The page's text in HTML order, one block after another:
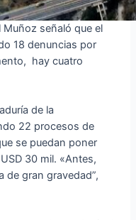
Muñoz señaló que el
18 denuncias por
hay cuatro
de la
22 procesos de
se puedan poner
30 mil. «Antes,
de gran gravedad”,